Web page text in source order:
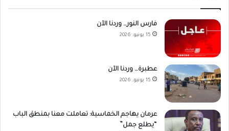
فارس النور… وردنا الآن
15 يونيو، 2026
عطبرة… وردنا الآن
15 يونيو، 2026
عرمان يهاجم الخماسية: تعاملت معنا بمنطق الباب
“يطلع جمل”